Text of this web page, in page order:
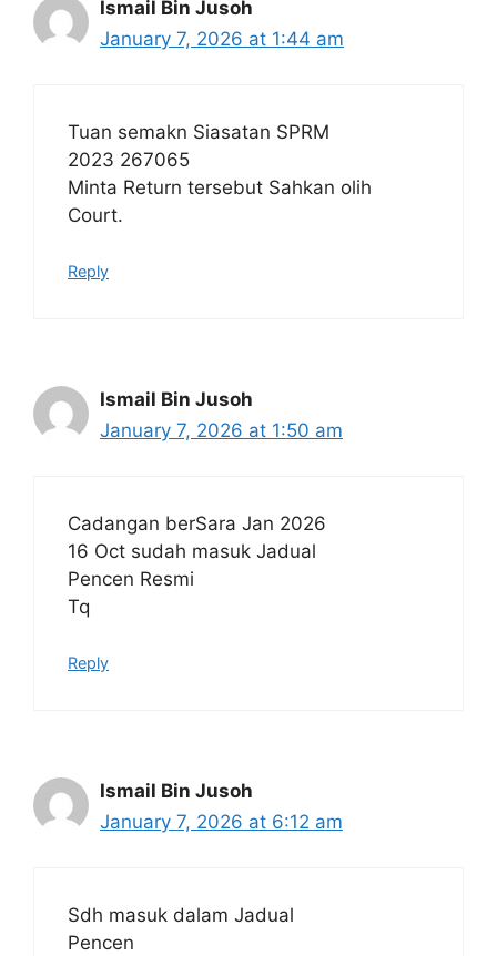
Ismail Bin Jusoh
January 7, 2026 at 1:44 am
Tuan semakn Siasatan SPRM
2023 267065
Minta Return tersebut Sahkan olih
Court.
Reply
Ismail Bin Jusoh
January 7, 2026 at 1:50 am
Cadangan berSara Jan 2026
16 Oct sudah masuk Jadual
Pencen Resmi
Tq
Reply
Ismail Bin Jusoh
January 7, 2026 at 6:12 am
Sdh masuk dalam Jadual
Pencen